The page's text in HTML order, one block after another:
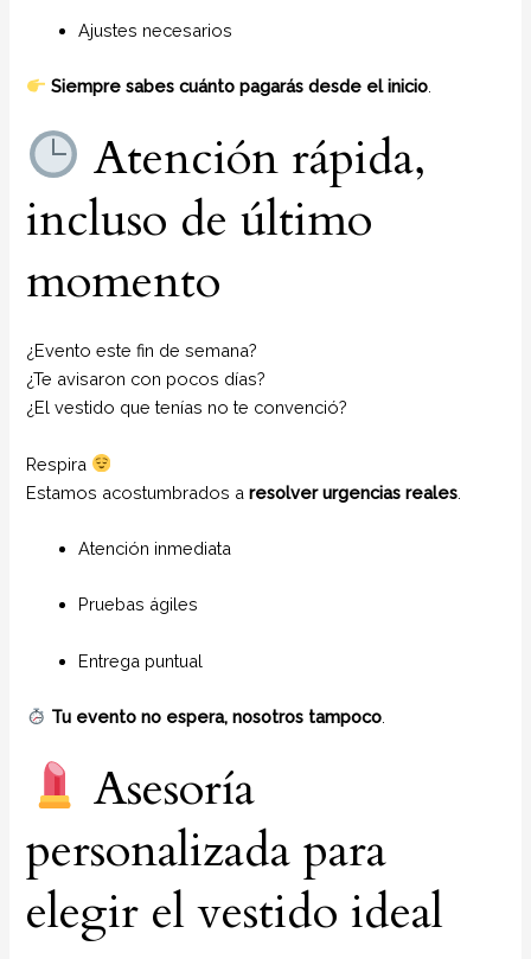
Ajustes necesarios
Siempre sabes cuánto pagarás desde el inicio
Atención rápida,
incluso de último
momento
¿Evento este fin de semana?
¿Te avisaron con pocos días?
¿El vestido que tenías no te convenció?
Respira
Estamos acostumbrados aresolver urgencias reales
Atención inmediata
Pruebas ágiles
Entrega puntual
Tu evento no espera, nosotros tampoco
Asesoría
personalizada para
elegir el vestido ideal